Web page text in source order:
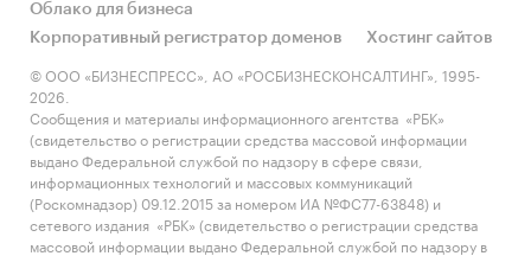
2. Среднегодовые темпы прироста рынка:
фактических и сопоставимых ценах
3. Динамика доли расходов натовар/услугу
потребительской корзине: как влияли кризисы
на долю в кошельке потребителя 2006-2024
4. Поквартальные данные по объему
Облако для бизнеса
Корпоративный регистратор доменов
Хостинг сайтов
© ООО «БИЗНЕСПРЕСС», АО «РОСБИЗНЕСКОНСАЛТИНГ», 1995-
2026.
Сообщения и материалы информационного агентства «РБК»
(свидетельство о регистрации средства массовой информации
выдано Федеральной службой по надзору в сфере связи,
информационных технологий и массовых коммуникаций
(Роскомнадзор) 09.12.2015 за номером ИА №ФС77-63848) и
сетевого издания «РБК» (свидетельство о регистрации средства
массовой информации выдано Федеральной службой по надзору в